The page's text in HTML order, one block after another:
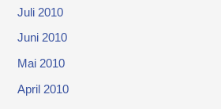
Juli 2010
Juni 2010
Mai 2010
April 2010